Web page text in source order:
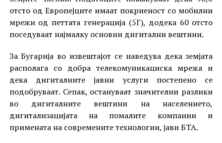
отсто од Европејците имаат покриеност со мобилни
мрежи од петтата генерација (5Г), додека 60 отсто
поседуваат најмалку основни дигитални вештини.
За Бугарија во извештајот се наведува дека земјата
располага со добра телекомуникациска мрежа и
дека дигиталните јавни услуги постепено се
подобруваат. Сепак, остануваат значителни разлики
во дигиталните вештини на населението,
дигитализацијата на помалите компании и
примената на современите технологии, јави БТА.